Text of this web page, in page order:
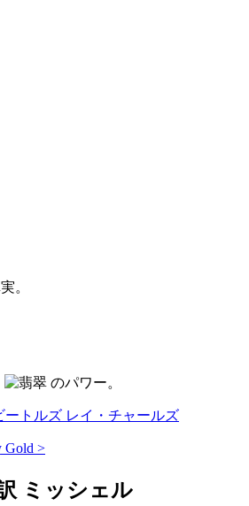
のパワー。
ートルズ レイ・チャールズ
Gold >
ミッシェル